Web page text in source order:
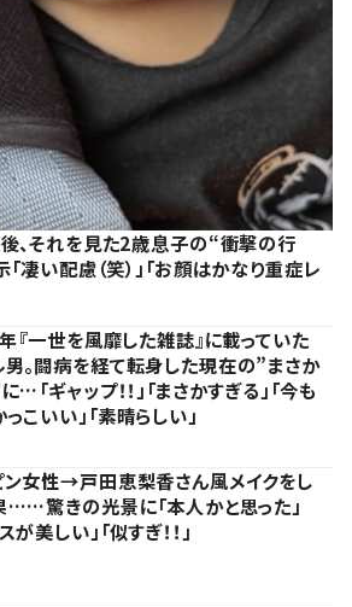
、それを見た2歳息子の“衝撃の行
い配慮（笑）」「お顔はかなり重症レ
『一世を風靡した雑誌』に載っていた
男。闘病を経て転身した現在の”まさか
…「ギャップ！！」「まさかすぎる」「今も
こいい」「素晴らしい」
ン女性→戸田恵梨香さん風メイクをし
……驚きの光景に「本人かと思った」
が美しい」「似すぎ！！」